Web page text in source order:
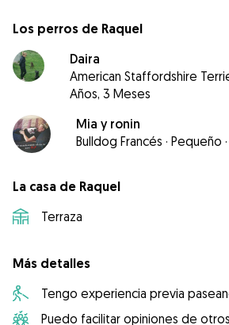
Los perros de Raquel
Daira
American Staffordshire
Años, 3 Meses
Mia y ronin
Bulldog Francés · Pequeño ·
La casa de Raquel
Terraza
Más detalles
Tengo experiencia previa
Puedo facilitar opiniones de